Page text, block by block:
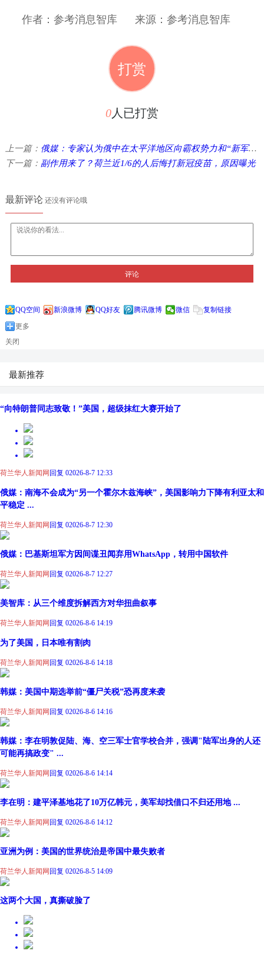
作者：参考消息智库 来源：参考消息智库
打赏
0人已打赏
上一篇： 俄媒：专家认为俄中在太平洋地区向霸权势力和“新军国主义”发出鲜明反对信号 ...
下一篇： 副作用来了？荷兰近1/6的人后悔打新冠疫苗，原因曝光
最新评论还没有评论哦
评论
QQ空间 新浪微博 QQ好友 腾讯微博 微信
复制链接
更多
关闭
最新推荐
“向特朗普同志致敬！”美国，超级抹红大赛开始了
荷兰华人新闻网回复 02026-8-7 12:33
俄媒：南海不会成为“另一个霍尔木兹海峡”，美国影响力下降有利亚太和
平稳定 ...
荷兰华人新闻网回复 02026-8-7 12:30
俄媒：巴基斯坦军方因间谍丑闻弃用WhatsApp，转用中国软件
荷兰华人新闻网 回复 02026-8-7 12:27
美智库：从三个维度拆解西方对华扭曲叙事
荷兰华人新闻网 回复 02026-8-6 14:19
为了美国，日本唯有割肉
荷兰华人新闻网 回复 02026-8-6 14:18
韩媒：美国中期选举前“僵尸关税”恐再度来袭
荷兰华人新闻网 回复 02026-8-6 14:16
韩媒：李在明敦促陆、海、空三军士官学校合并，强调"陆军出身的人还
可能再搞政变" ...
荷兰华人新闻网 回复 02026-8-6 14:14
李在明：建平泽基地花了10万亿韩元，美军却找借口不归还用地 ...
荷兰华人新闻网 回复 02026-8-6 14:12
亚洲为例：美国的世界统治是帝国中最失败者
荷兰华人新闻网 回复 02026-8-5 14:09
这两个大国，真撕破脸了